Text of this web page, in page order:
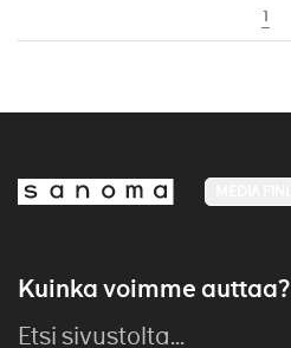
1
Kuinka voimme auttaa?